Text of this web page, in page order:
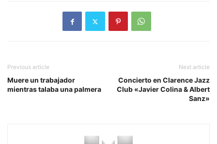
Previous article
Muere un trabajador
mientras talaba una palmera
Next article
Concierto en Clarence Jazz
Club «Javier Colina & Albert
Sanz»